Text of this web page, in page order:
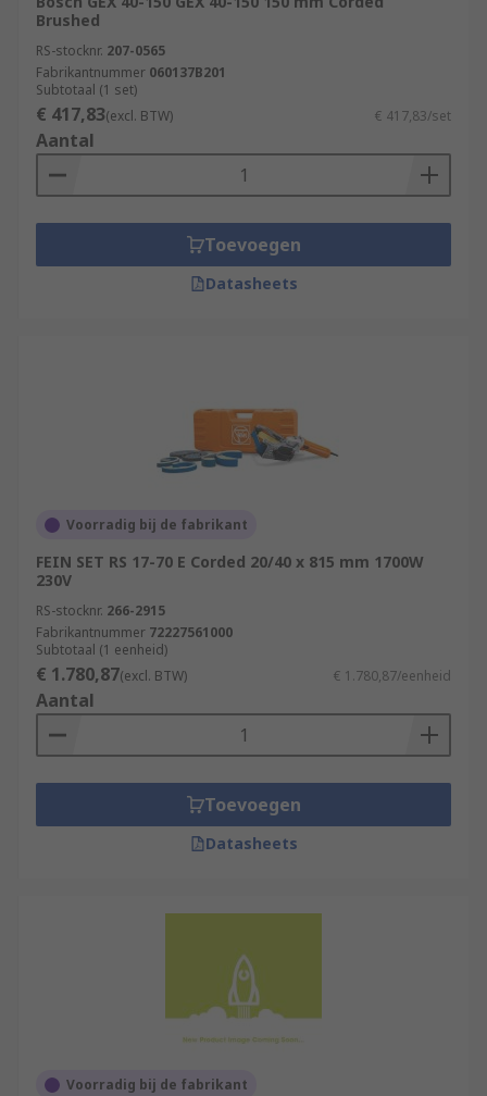
Brushed
RS-stocknr. 207-0565
Fabrikantnummer 060137B201
Subtotaal (1 set)
€ 417,83(excl. BTW) € 417,83/set
Aantal
Toevoegen
Datasheets
Voorradig bij de fabrikant
FEIN SET RS 17-70 E Corded 20/40 x 815 mm 1700W
230V
RS-stocknr. 266-2915
Fabrikantnummer 72227561000
Subtotaal (1 eenheid)
€ 1.780,87(excl. BTW) € 1.780,87/eenheid
Aantal
Toevoegen
Datasheets
Voorradig bij de fabrikant